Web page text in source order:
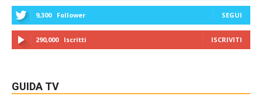
9,300 Follower SEGUI
290,000 Iscritti ISCRIVITI
GUIDA TV